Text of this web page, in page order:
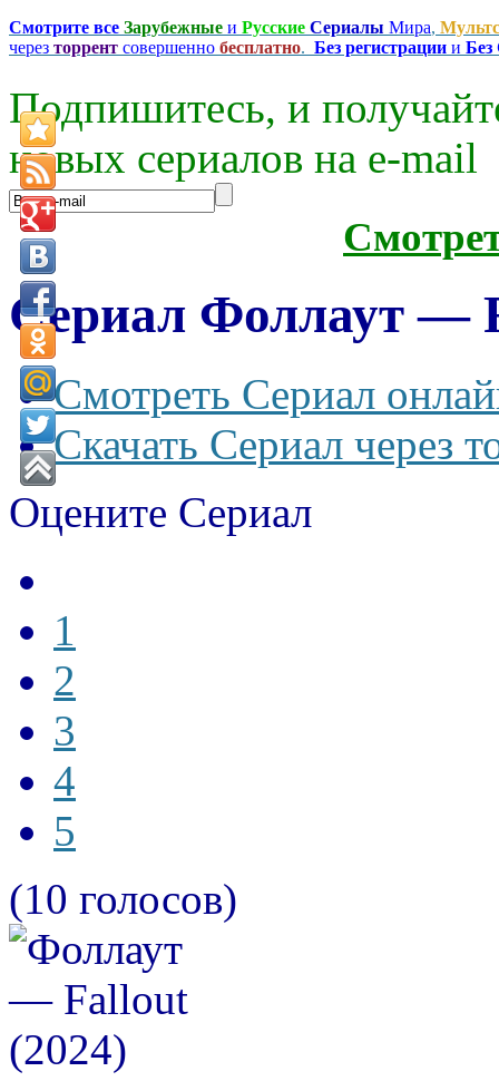
Смотрите все Зарубежные и Русские Сериалы Мира,
через торрент совершенно бесплатно. Без регистрации и
Подпишитесь, и
новых сериалов на e-mаil
Сериал Фоллаут —
Смотреть Сериал
Скачать Сериал через
Оцените Сериал
1
2
3
4
5
(10 голосов)